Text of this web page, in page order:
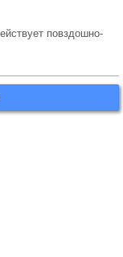
повздошно-